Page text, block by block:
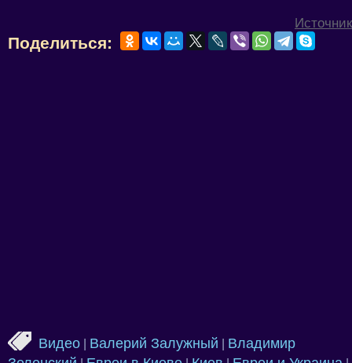
Источник
Поделиться:
Видео Валерий Залужный
Владимир